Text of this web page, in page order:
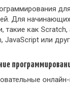
Для
такие как
или